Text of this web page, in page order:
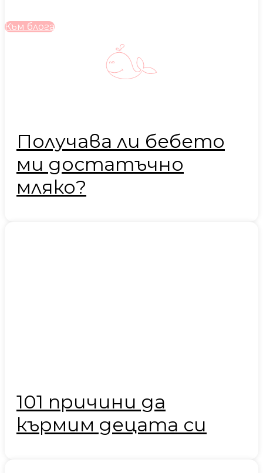
Към блога
Получава ли бебето
ми достатъчно
мляко?
101 причини да
кърмим децата си